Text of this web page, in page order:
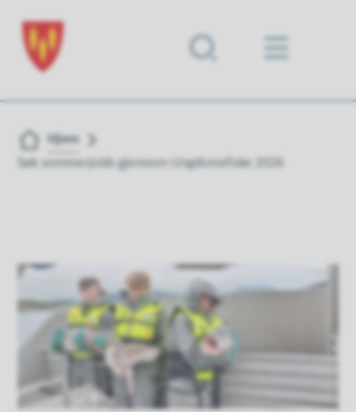
Forsiden
Du er her:
Hjem
Søk sommerjobb gjennom Ungdomsfiske 2026